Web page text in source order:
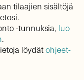
tilaajien sisältöjä
-tunnuksia, luo
.
löydätohjeet-